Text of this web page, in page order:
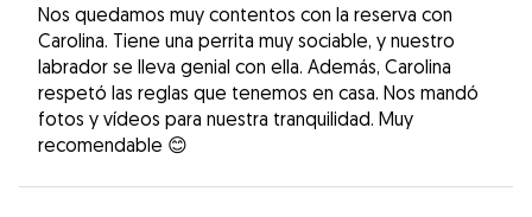
Nos quedamos muy contentos con la reserva con
Carolina. Tiene una perrita muy sociable, y nuestro
labrador se lleva genial con ella. Además, Carolina
respetó las reglas que tenemos en casa. Nos mandó
fotos y vídeos para nuestra tranquilidad. Muy
recomendable 😊